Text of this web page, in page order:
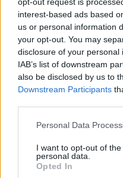
interest-based ads based
us or personal information
your opt-out. You may
disclosure of your
IAB’s list of downstream
also be disclosed by us to
Downstream Participants
Please note that this
not limited to your visit or
grant or deny consent to
use your data for below
Personal Data
I want to opt-out of
personal data.
Opted In
Condividi l'articolo
F
a
ce
b
o
o
k
T
w
it
te
r
Pi
n
te
re
st
s
NOTIZIE RECENTI